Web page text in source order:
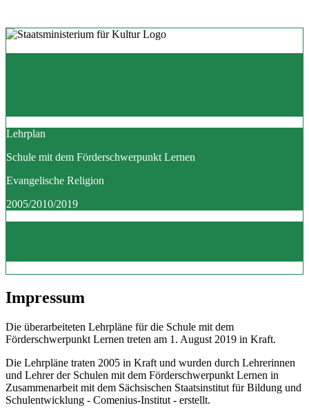
Lehrplan
Schule mit dem Förderschwerpunkt Lernen
Evangelische Religion
2005/2010/2019
Impressum
Die überarbeiteten Lehrpläne für die Schule mit dem
Förderschwerpunkt Lernen treten am 1. August 2019 in Kraft.
Die Lehrpläne traten 2005 in Kraft und wurden durch Lehrerinnen
und Lehrer der Schulen mit dem Förderschwerpunkt Lernen in
Zusammenarbeit mit dem Sächsischen Staatsinstitut für Bildung und
Schulentwicklung - Comenius-Institut - erstellt.